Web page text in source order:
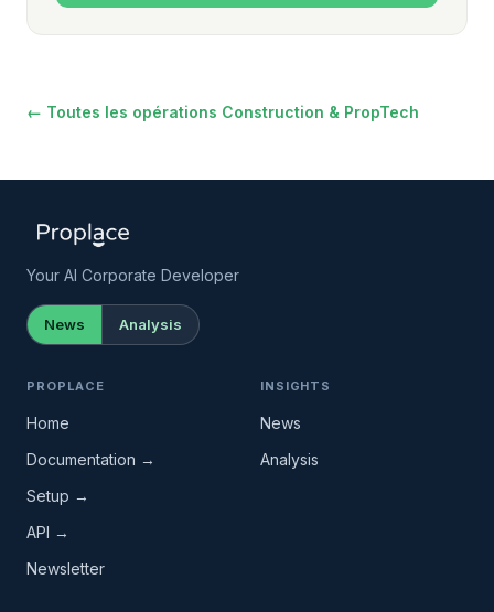
← Toutes les opérations Construction & PropTech
Your AI Corporate Developer
News Analysis
PROPLACE
Home
Documentation →
Setup →
API →
Newsletter
INSIGHTS
News
Analysis